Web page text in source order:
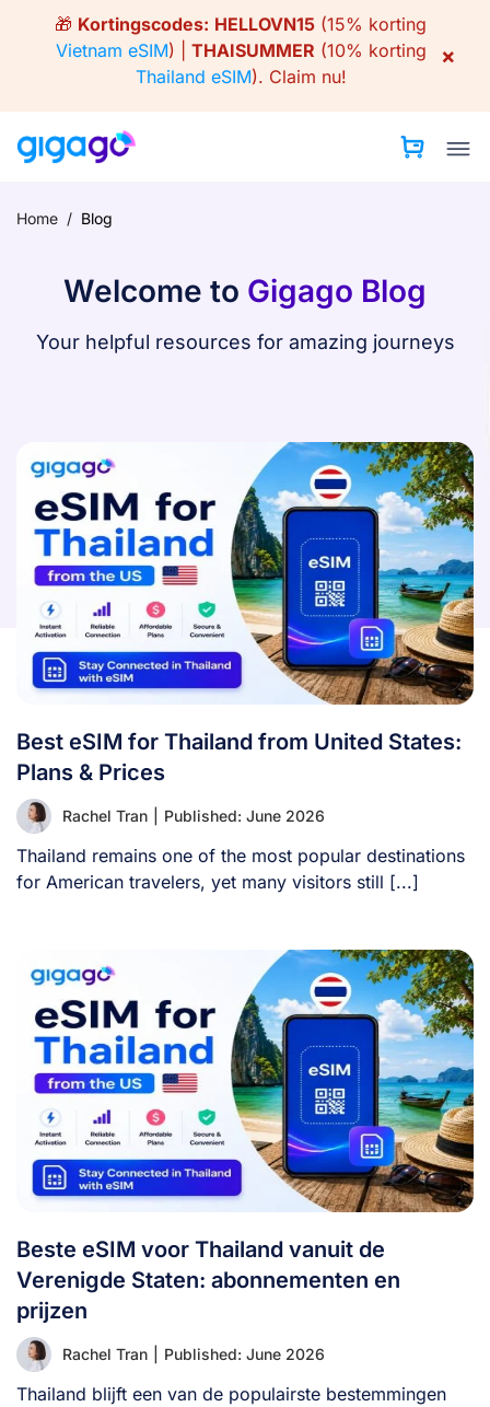
🎁 Kortingscodes: HELLOVN15 (15% korting
Vietnam eSIM) | THAISUMMER (10% korting
Thailand eSIM). Claim nu!
×
Home / Blog
Welcome to Gigago Blog
Your helpful resources for amazing journeys
Best eSIM for Thailand from United States:
Plans & Prices
Rachel Tran Published: June 2026
Thailand remains one of the most popular destinations
for American travelers, yet many visitors still [...]
Beste eSIM voor Thailand vanuit de
Verenigde Staten: abonnementen en
prijzen
Rachel Tran Published: June 2026
Thailand blijft een van de populairste bestemmingen